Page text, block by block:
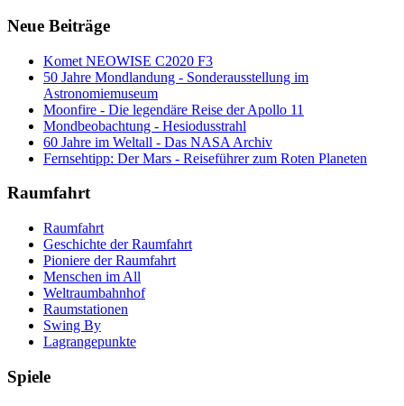
Neue Beiträge
Komet NEOWISE C2020 F3
50 Jahre Mondlandung - Sonderausstellung im
Astronomiemuseum
Moonfire - Die legendäre Reise der Apollo 11
Mondbeobachtung - Hesiodusstrahl
60 Jahre im Weltall - Das NASA Archiv
Fernsehtipp: Der Mars - Reiseführer zum Roten Planeten
Raumfahrt
Raumfahrt
Geschichte der Raumfahrt
Pioniere der Raumfahrt
Menschen im All
Weltraumbahnhof
Raumstationen
Swing By
Lagrangepunkte
Spiele